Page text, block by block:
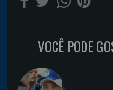
VOCÊ PODE